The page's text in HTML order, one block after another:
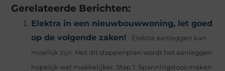
Gerelateerde Berichten:
Elektra in een nieuwbouwwoning, let goed
op de volgende zaken!
Elektra aanleggen kan
moeilijk zijn. Met dit stappenplan wordt het aanleggen
hopelijk wat makkelijker. Stap 1: Spanningsloos maken